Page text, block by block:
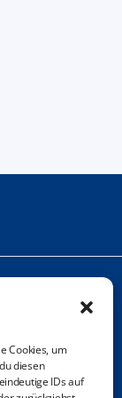
Cookies, um
diesen
IDs auf